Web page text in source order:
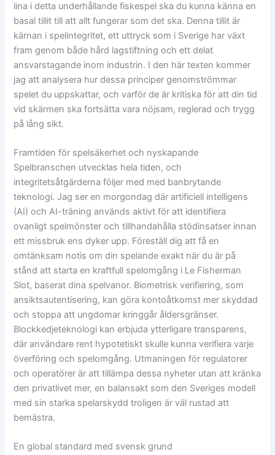
lina i detta underhållande fiskespel ska du kunna känna en
basal tillit till att allt fungerar som det ska. Denna tillit är
kärnan i spelintegritet, ett uttryck som i Sverige har växt
fram genom både hård lagstiftning och ett delat
ansvarstagande inom industrin. I den här texten kommer
jag att analysera hur dessa principer genomströmmar
spelet du uppskattar, och varför de är kritiska för att din tid
vid skärmen ska fortsätta vara nöjsam, reglerad och trygg
på lång sikt.
Framtiden för spelsäkerhet och nyskapande
Spelbranschen utvecklas hela tiden, och
integritetsåtgärderna följer med med banbrytande
teknologi. Jag ser en morgondag där artificiell intelligens
(AI) och AI-träning används aktivt för att identifiera
ovanligt spelmönster och tillhandahålla stödinsatser innan
ett missbruk ens dyker upp. Föreställ dig att få en
omtänksam notis om din spelande exakt när du är på
stånd att starta en kraftfull spelomgång i Le Fisherman
Slot, baserat dina spelvanor. Biometrisk verifiering, som
ansiktsautentisering, kan göra kontoåtkomst mer skyddad
och stoppa att ungdomar kringgår åldersgränser.
Blockkedjeteknologi kan erbjuda ytterligare transparens,
där användare rent hypotetiskt skulle kunna verifiera varje
överföring och spelomgång. Utmaningen för regulatorer
och operatörer är att tillämpa dessa nyheter utan att kränka
den privatlivet mer, en balansakt som den Sveriges modell
med sin starka spelarskydd troligen är väl rustad att
bemästra.
En global standard med svensk grund